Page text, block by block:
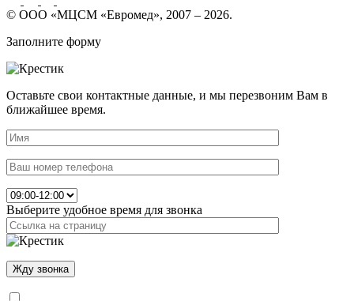
© ООО «МЦСМ «Евромед», 2007 – 2026.
Заполните форму
Оставьте свои контактные данные, и мы перезвоним Вам в
ближайшее время.
Выберите удобное время для звонка